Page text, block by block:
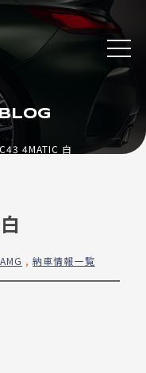
4MATIC 白
AMG ,納車情報一覧